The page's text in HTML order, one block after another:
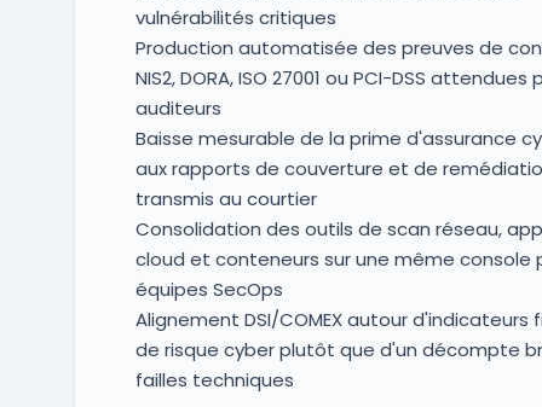
vulnérabilités critiques
Production automatisée des preuves de
NIS2, DORA, ISO 27001 ou PCI-DSS attendues
auditeurs
Baisse mesurable de la prime d'assurance
aux rapports de couverture et de
transmis au courtier
Consolidation des outils de scan réseau,
cloud et conteneurs sur une même console
équipes SecOps
Alignement DSI/COMEX autour d'indicateurs
de risque cyber plutôt que d'un décompte
failles techniques